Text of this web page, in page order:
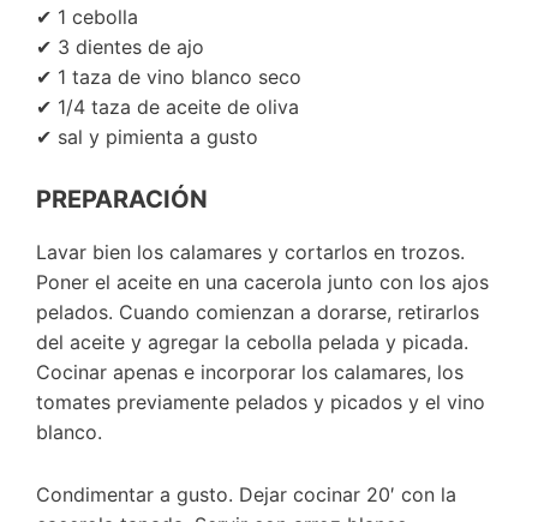
✔ 1 cebolla
✔ 3 dientes de ajo
✔ 1 taza de vino blanco seco
✔ 1/4 taza de aceite de oliva
✔ sal y pimienta a gusto
PREPARACIÓN
Lavar bien los calamares y cortarlos en trozos.
Poner el aceite en una cacerola junto con los ajos
pelados. Cuando comienzan a dorarse, retirarlos
del aceite y agregar la cebolla pelada y picada.
Cocinar apenas e incorporar los calamares, los
tomates previamente pelados y picados y el vino
blanco.
Condimentar a gusto. Dejar cocinar 20′ con la